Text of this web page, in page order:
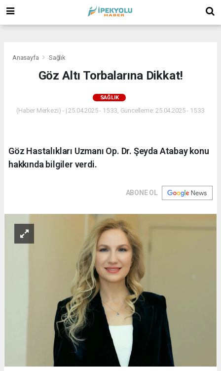
Anasayfa Sağlık
Göz Altı Torbalarına Dikkat!
SAĞLIK
(Haber Merkezi) - | 25.04.2025 - 15:33, Güncelleme: 25.04.2025 - 15:33
Göz Hastalıkları Uzmanı Op. Dr. Şeyda Atabay konu
hakkında bilgiler verdi.
ABONE OL